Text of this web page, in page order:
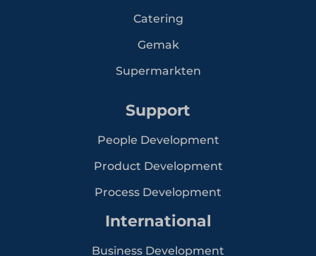
Catering
Gemak
Supermarkten
Support
People Development
Product Development
Process Development
International
Business Development